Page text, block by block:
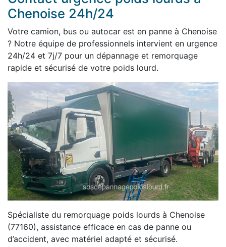
Chenoise 24h/24
Votre camion, bus ou autocar est en panne à Chenoise
? Notre équipe de professionnels intervient en urgence
24h/24 et 7j/7 pour un dépannage et remorquage
rapide et sécurisé de votre poids lourd.
Spécialiste du remorquage poids lourds à Chenoise
(77160), assistance efficace en cas de panne ou
d’accident, avec matériel adapté et sécurisé.